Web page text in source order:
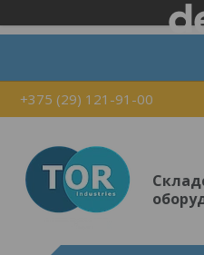
+375 (29) 121-91-00